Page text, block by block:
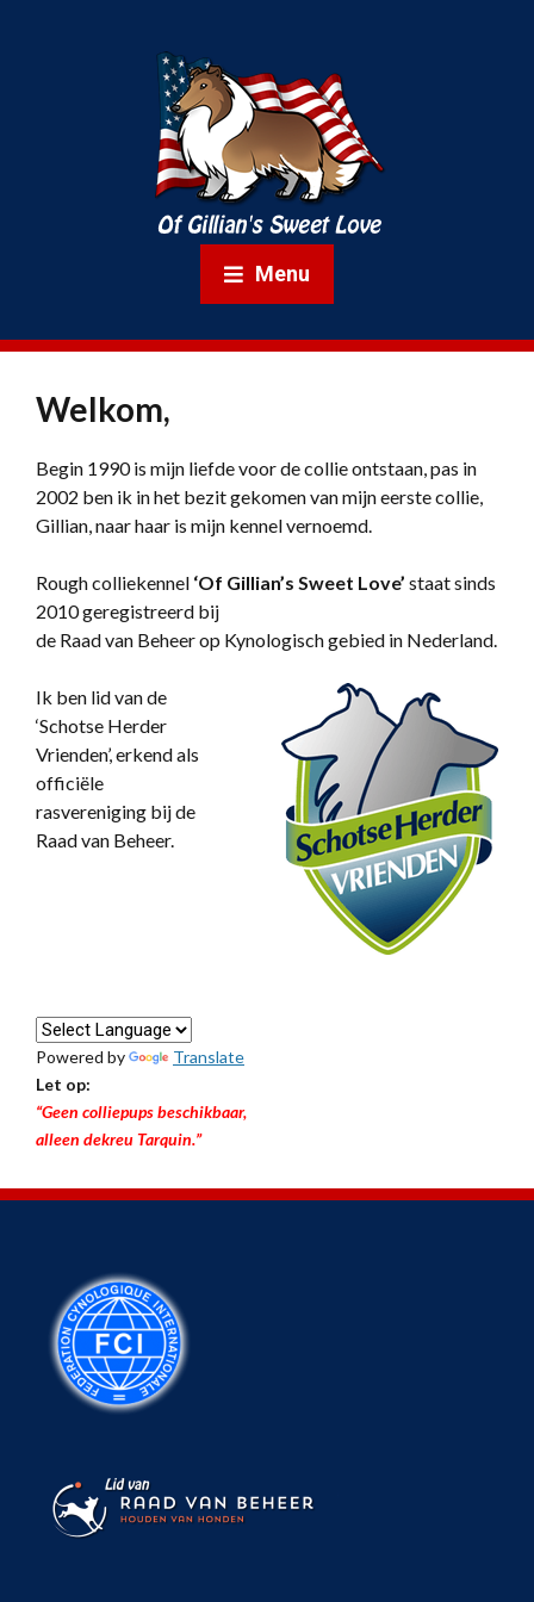
Menu
Welkom,
Begin 1990 is mijn liefde voor de collie ontstaan, pas in
2002 ben ik in het bezit gekomen van mijn eerste collie,
Gillian, naar haar is mijn kennel vernoemd.
Rough colliekennel ‘Of Gillian’s Sweet Love’ staat sinds
2010 geregistreerd bij
de Raad van Beheer op Kynologisch gebied in Nederland.
Ik ben lid van de
‘Schotse Herder
Vrienden’, erkend als
officiële
rasvereniging bij de
Raad van Beheer.
Powered by
Translate
Let op:
“Geen colliepups beschikbaar,
alleen dekreu Tarquin.”